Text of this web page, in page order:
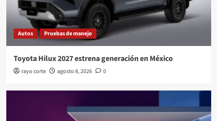
Autos Pruebas de manejo
Toyota Hilux 2027 estrena generación en México
rayo corte agosto 8, 2026 0